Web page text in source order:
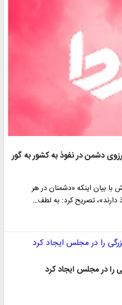
دشمن در نفوذ به کشور به گور
بیان اینکه «دشمنان در هر
دارند»، تصریح کرد: به لطف…
را در مجلس ایجاد کرد